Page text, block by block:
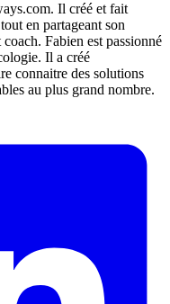
Il créé et fait
en partageant son
Fabien est passionné
Il a créé
connaitre des solutions
au plus grand nombre.